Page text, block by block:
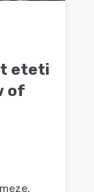
eteti
of